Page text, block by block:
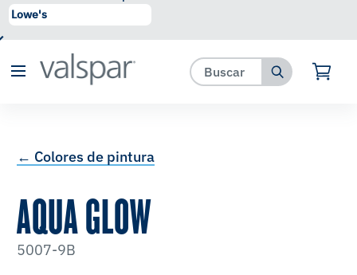
se ha agregado a favoritos.
← Colores de pintura
AQUA GLOW
5007-9B